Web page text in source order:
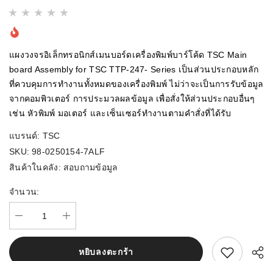
แผงวงจรอิเล็กทรอนิกส์เมนบอร์ดเครื่องพิมพ์บาร์โค้ด TSC Main
board Assembly for TSC TTP-247- Series เป็นส่วนประกอบหลัก
ที่ควบคุมการทำงานทั้งหมดของเครื่องพิมพ์ ไม่ว่าจะเป็นการรับข้อมูล
จากคอมพิวเตอร์ การประมวลผลข้อมูล เพื่อสั่งให้ส่วนประกอบอื่นๆ
เช่น หัวพิมพ์ มอเตอร์ และเซ็นเซอร์ทำงานตามคำสั่งที่ได้รับ
แบรนด์: TSC
SKU: 98-0250154-7ALF
สินค้าในคลัง: สอบถามข้อมูล
จำนวน:
หยิบลงตะกร้า สนใจสิ้นค้านี้